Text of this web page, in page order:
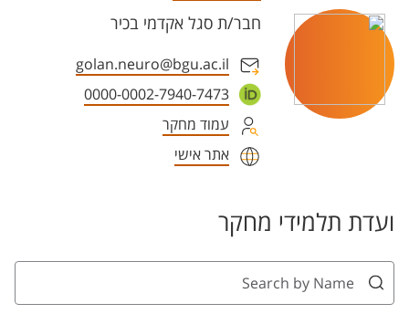
חבר/ת סגל אקדמי בכיר
golan.neuro@bgu.ac.il
0000-0002-7940-7473
עמוד מחקר
אתר אישי
ועדת תלמידי מחקר